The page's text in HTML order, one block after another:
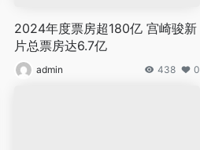
2024年度票房超180亿 宫崎骏新
片总票房达6.7亿
admin 438 0